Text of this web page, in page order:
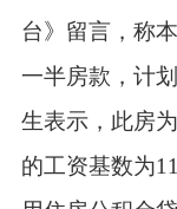
台》留言，称
一半房款，计
生表示，此房
的工资基数为